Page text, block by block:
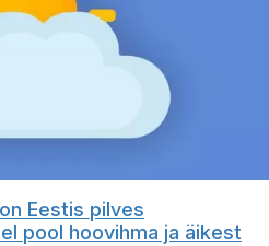
Eestis pilves
pool hoovihma ja äikest